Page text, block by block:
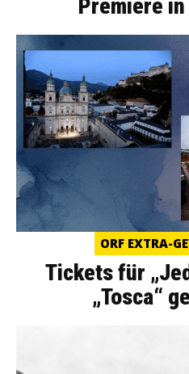
Premiere
ORF EXTRA-
Tickets für
„Tosca“